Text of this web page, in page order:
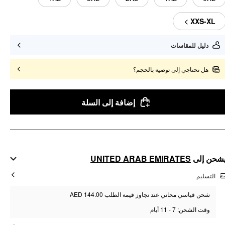
XXS-XL
دليل للمقاسات
هل تحتاجي إلى توصية بالحجم؟
إضافة إلى السلة
إلى UNITED ARAB EMIRATES
التسليم
شحن قياسي مجاني عند تجاوز قيمة الطلب AED 144.00
وقت الشحن: 7 - 11 أيام